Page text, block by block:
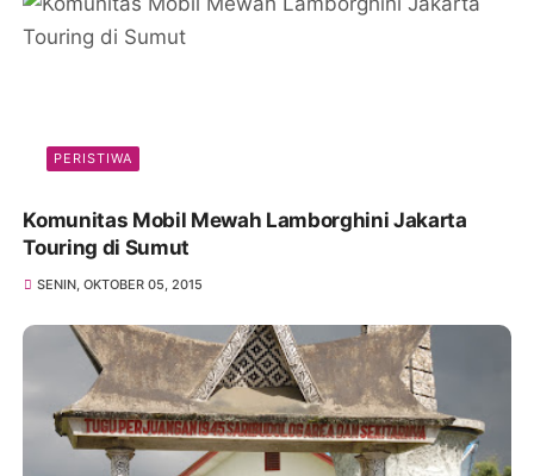
PERISTIWA
Komunitas Mobil Mewah Lamborghini Jakarta
Touring di Sumut
SENIN, OKTOBER 05, 2015